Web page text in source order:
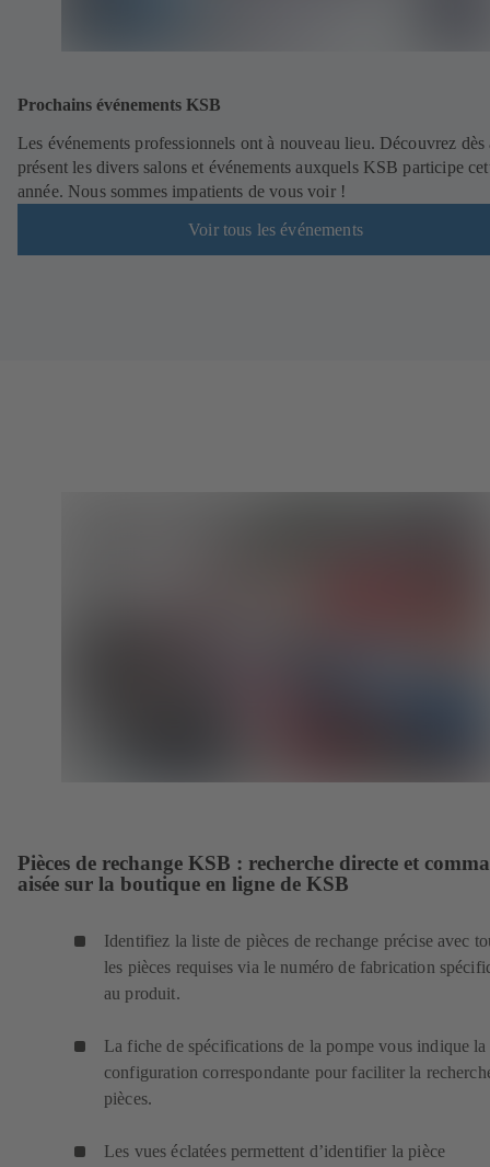
Prochains événements KSB
Les événements professionnels ont à nouveau lieu. Découvrez dès
présent les divers salons et événements auxquels KSB participe
année. Nous sommes impatients de vous voir !
Voir tous les événements
Pièces de rechange KSB : recherche directe et
aisée sur la boutique en ligne de KSB
Identifiez la liste de pièces de rechange précise avec
les pièces requises via le numéro de fabrication
au produit.
La fiche de spécifications de la pompe vous indique la
configuration correspondante pour faciliter la
pièces.
Les vues éclatées permettent d’identifier la pièce